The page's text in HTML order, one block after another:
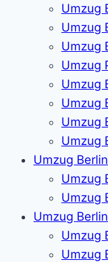
Umzug
Umzug
Umzug
Umzug
Umzug
Umzug
Umzug
Umzug
Umzug
Umzug
Umzug
Umzug
Umzug
Umzug